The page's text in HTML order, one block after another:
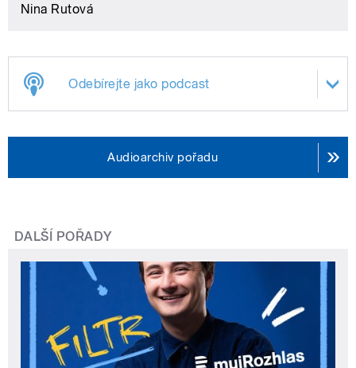
Nina Rutová
Odebírejte jako podcast
Audioarchiv pořadu
DALŠÍ POŘADY